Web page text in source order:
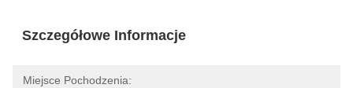
Szczegółowe Informacje
Miejsce Pochodzenia: